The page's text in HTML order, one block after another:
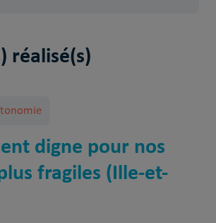
réalisé(s)
digne pour nos
fragiles (Ille-et-